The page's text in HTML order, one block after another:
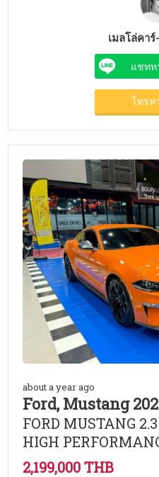
เมลโล่คา
แชทท
โทรห
about a year ago
Ford, Mustang
FORD MUSTANG
HIGH
2,199,000 THB